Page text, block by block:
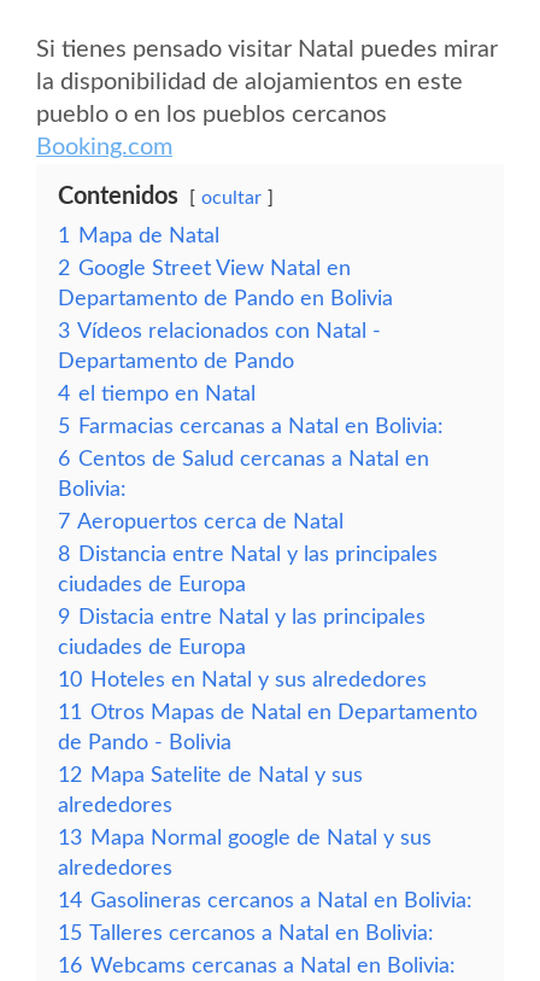
Si tienes pensado visitar Natal puedes mirar
la disponibilidad de alojamientos en este
pueblo o en los pueblos cercanos
Booking.com
Contenidos ocultar
1
Mapa de Natal
2 Google Street View Natal en
Departamento de Pando en Bolivia
3 Vídeos relacionados con Natal -
Departamento de Pando
4 el tiempo en Natal
5 Farmacias cercanas a Natal en Bolivia:
6 Centos de Salud cercanas a Natal en
Bolivia:
7 Aeropuertos cerca de Natal
8 Distancia entre Natal y las principales
ciudades de Europa
9 Distacia entre Natal y las principales
ciudades de Europa
10 Hoteles en Natal y sus alrededores
11 Otros Mapas de Natal en Departamento
de Pando - Bolivia
12 Mapa Satelite de Natal y sus
alrededores
13 Mapa Normal google de Natal y sus
alrededores
14 Gasolineras cercanos a Natal en Bolivia:
15 Talleres cercanos a Natal en Bolivia:
16 Webcams cercanas a Natal en Bolivia: